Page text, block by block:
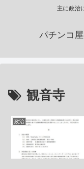
主に政治
パチンコ
観音寺
政治